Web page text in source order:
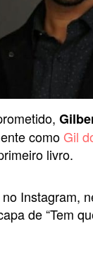
comoGil
livro.
Instagram,
de “Tem